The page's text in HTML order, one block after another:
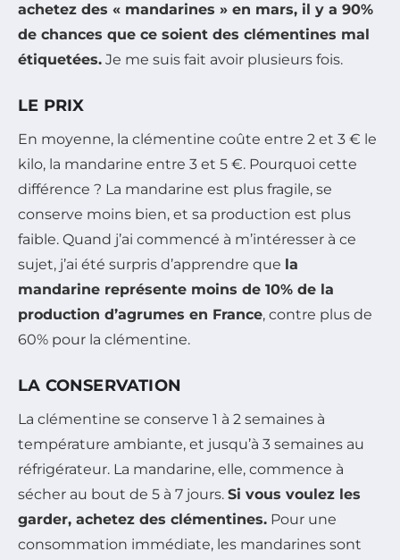
achetez des « mandarines » en mars, il y a 90%
de chances que ce soient des clémentines mal
étiquetées. Je me suis fait avoir plusieurs fois.
LE PRIX
En moyenne, la clémentine coûte entre 2 et 3 € le
kilo, la mandarine entre 3 et 5 €. Pourquoi cette
différence ? La mandarine est plus fragile, se
conserve moins bien, et sa production est plus
faible. Quand j’ai commencé à m’intéresser à ce
sujet, j’ai été surpris d’apprendre que la
mandarine représente moins de 10% de la
production d’agrumes en France, contre plus de
60% pour la clémentine.
LA CONSERVATION
La clémentine se conserve 1 à 2 semaines à
température ambiante, et jusqu’à 3 semaines au
réfrigérateur. La mandarine, elle, commence à
sécher au bout de 5 à 7 jours. Si vous voulez les
garder, achetez des clémentines. Pour une
consommation immédiate, les mandarines sont